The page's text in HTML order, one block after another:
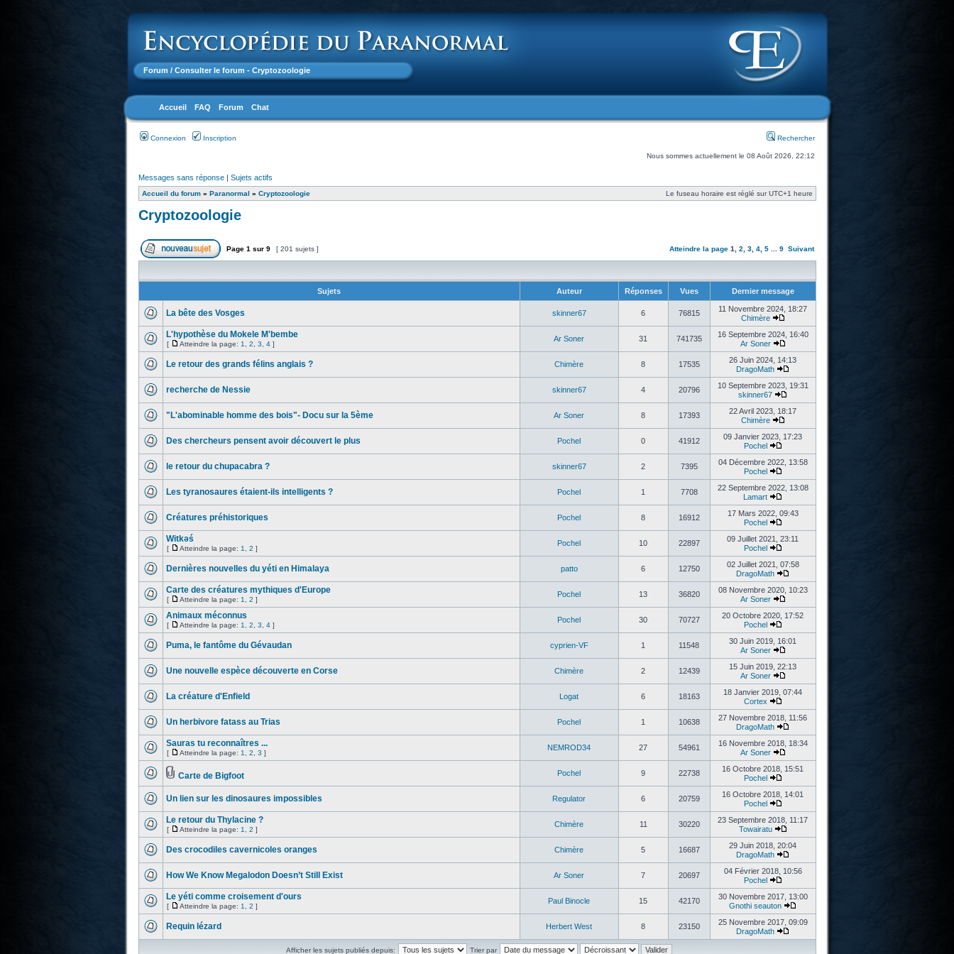
Forum / Consulter le forum - Cryptozoologie
Accueil FAQ Forum Chat
Connexion Inscription Rechercher
Nous sommes actuellement le 08 Août 2026, 22:12
Messages sans réponse| Sujets actifs
Accueil du forum» Paranormal » Cryptozoologie Le fuseau horaire est réglé sur UTC+1 heure
Cryptozoologie
Page 1 sur 9 [ 201 sujets ] Atteindre la page 1 2 3, 4, 5... 9 Suivant
Sujets Auteur Réponses Vues Dernier message
La bête des Vosges skinner67 6 76815
11 Novembre 2024, 18:27
Chimère
L'hypothèse du Mokele M'bembe
[ Atteindre la page: 1 2 3 4]
Ar Soner 31 741735
16 Septembre 2024, 16:40
Ar Soner
Le retour des grands félins anglais ? Chimère 8 17535
26 Juin 2024, 14:13
DragoMath
recherche de Nessie skinner67 4 20796
10 Septembre 2023, 19:31
skinner67
"L'abominable homme des bois"- Docu sur la 5ème Ar Soner 8 17393
22 Avril 2023, 18:17
Chimère
Des chercheurs pensent avoir découvert le plus Pochel 0 41912
09 Janvier 2023, 17:23
Pochel
le retour du chupacabra ? skinner67 2 7395
04 Décembre 2022, 13:58
Pochel
Les tyranosaures étaient-ils intelligents ? Pochel 1 7708
22 Septembre 2022, 13:08
Lamart
Créatures préhistoriques Pochel 8 16912
17 Mars 2022, 09:43
Pochel
Witkəś
[ Atteindre la page: 1 2 ]
Pochel 10 22897
09 Juillet 2021, 23:11
Pochel
Dernières nouvelles du yéti en Himalaya patto 6 12750
02 Juillet 2021, 07:58
DragoMath
Carte des créatures mythiques d'Europe
[ Atteindre la page: 1 2 ]
Pochel 13 36820
08 Novembre 2020, 10:23
Ar Soner
Animaux méconnus
[ Atteindre la page: 1 2 3 4]
Pochel 30 70727
20 Octobre 2020, 17:52
Pochel
Puma, le fantôme du Gévaudan cyprien-VF 1 11548
30 Juin 2019, 16:01
Ar Soner
Une nouvelle espèce découverte en Corse Chimère 2 12439
15 Juin 2019, 22:13
Ar Soner
La créature d'Enfield Logat 6 18163
18 Janvier 2019, 07:44
Cortex
Un herbivore fatass au Trias Pochel 1 10638
27 Novembre 2018, 11:56
DragoMath
Sauras tu reconnaîtres ...
[ Atteindre la page: 1 2 3 ]
NEMROD34 27 54961
16 Novembre 2018, 18:34
Ar Soner
Carte de Bigfoot Pochel 9 22738
16 Octobre 2018, 15:51
Pochel
Un lien sur les dinosaures impossibles Regulator 6 20759
16 Octobre 2018, 14:01
Pochel
Le retour du Thylacine ?
[ Atteindre la page: 1 2 ]
Chimère 11 30220
23 Septembre 2018, 11:17
Towairatu
Des crocodiles cavernicoles oranges Chimère 5 16687
29 Juin 2018, 20:04
DragoMath
How We Know Megalodon Doesn’t Still Exist Ar Soner 7 20697
04 Février 2018, 10:56
Pochel
Le yéti comme croisement d'ours
[ Atteindre la page: 1 2 ]
Paul Binocle 15 42170
30 Novembre 2017, 13:00
Gnothi seauton
Requin lézard Herbert West 8 23150
25 Novembre 2017, 09:09
DragoMath
Afficher les sujets publiés depuis: Trier par